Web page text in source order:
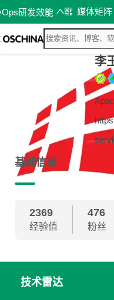
研发效能 媒体矩阵
李
基础信息
2369
经验值
476
粉丝
技术雷达